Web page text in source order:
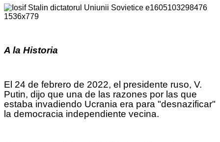
A la Historia
El 24 de febrero de 2022, el presidente ruso, V.
Putin, dijo que una de las razones por las que
estaba invadiendo Ucrania era para "desnazificar"
la democracia independiente vecina.